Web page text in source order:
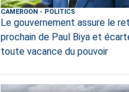
CAMEROON- POLITICS
Le gouvernement assure le
prochain de Paul Biya et
toute vacance du pouvoir